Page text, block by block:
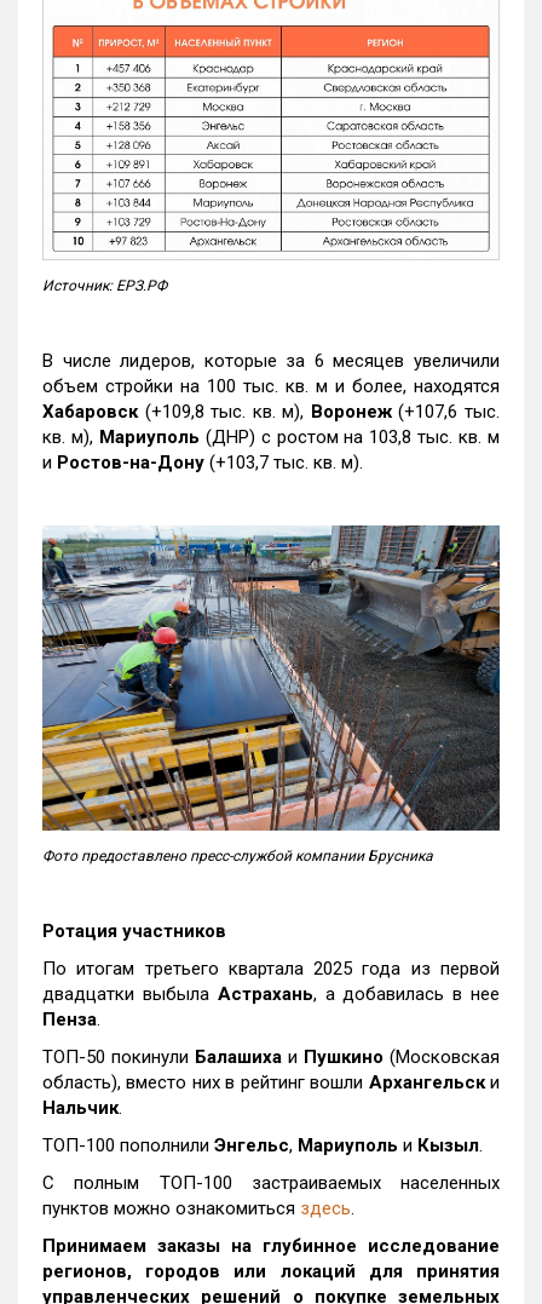
Источник: ЕРЗ.РФ
В числе лидеров, которые за 6 месяцев увеличили
объем стройки на 100 тыс. кв. м и более, находятся
Хабаровск (+109,8 тыс. кв. м), Воронеж(+107,6 тыс.
кв. м), Мариуполь (ДНР) с ростом на 103,8 тыс. кв. м
и Ростов-на-Дону (+103,7 тыс. кв. м).
Фото предоставлено пресс-службой компании Брусника
Ротация участников
По итогам третьего квартала 2025 года из первой
двадцатки выбыла Астрахань, а добавилась в нее
Пенза.
ТОП-50 покинули Балашиха и Пушкино (Московская
область), вместо них в рейтинг вошли Архангельски
Нальчик.
ТОП-100 пополнили Энгельс, Мариуполь и Кызыл.
С полным ТОП-100 застраиваемых населенных
пунктов можно ознакомиться здесь.
Принимаем заказы на глубинное исследование
регионов, городов или локаций для принятия
управленческих решений о покупке земельных